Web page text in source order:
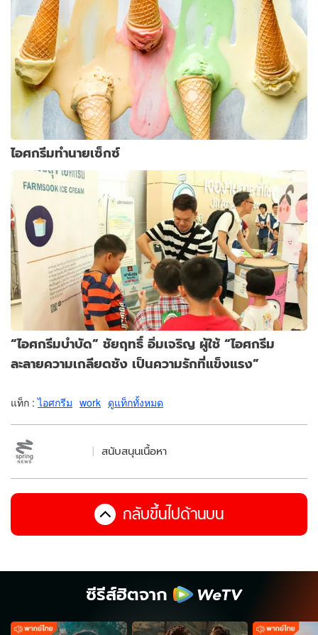
ไอศกรีมทำนายเซ็กซ์
“ไอศกรีมบำบัด” ชัยฤทธิ์ อิ่มเจริญ ผู้ใช้ “ไอศกรีม
ละลายความเกลียดชัง เป็นความรักที่แข็งแรง”
แท็ก :ไอศกรีม work ดูแท็กทั้งหมด
สนับสนุนเนื้อหา
กลับขึ้นไปด้านบน
ซีรีส์ฮิตจาก